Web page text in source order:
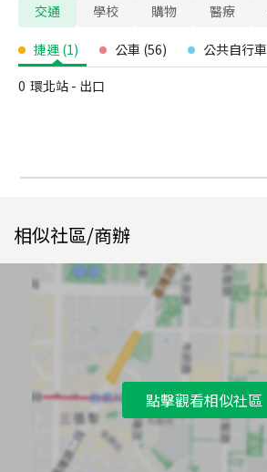
交通 學校 購物 醫療
捷運 (1) 公車 (56) 公共自行車
0 環北站 - 出口
相似社區/商辦
點擊觀看相似社區